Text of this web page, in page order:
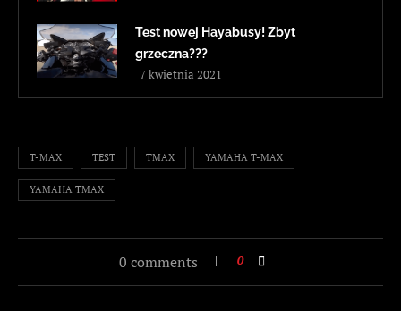
Test nowej Hayabusy! Zbyt
grzeczna???
7 kwietnia 2021
T-MAX TEST TMAX YAMAHA T-MAX
YAMAHA TMAX
0 comments 0